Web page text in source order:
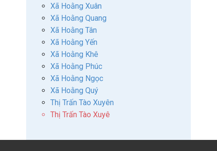
Xã Hoằng Xuân
Xã Hoằng Quang
Xã Hoằng Tân
Xã Hoằng Yến
Xã Hoằng Khê
Xã Hoằng Phúc
Xã Hoằng Ngọc
Xã Hoằng Quý
Thị Trấn Tào Xuyên
Thị Trấn Tào Xuyê